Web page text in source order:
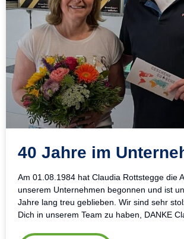
40 Jahre im
Am 01.08.1984 hat Claudia Rottstegge die
unserem Unternehmen begonnen und ist
Jahre lang treu geblieben. Wir sind sehr
Dich in unserem Team zu haben, DANKE